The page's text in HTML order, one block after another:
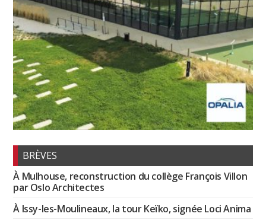
BRÈVES
À Mulhouse, reconstruction du collège François Villon
par Oslo Architectes
À Issy-les-Moulineaux, la tour Keïko, signée Loci Anima